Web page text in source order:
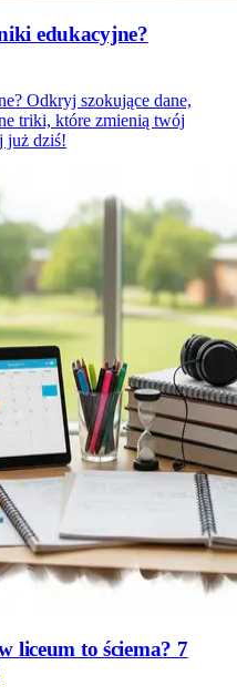
edukacyjne?
Odkryj szokujące dane,
triki, które zmienią twój
już dziś!
liceum to ściema? 7